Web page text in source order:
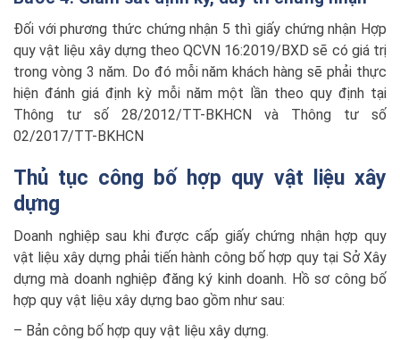
Đối với phương thức chứng nhận 5 thì giấy chứng nhận Hợp
quy vật liệu xây dựng theo QCVN 16:2019/BXD sẽ có giá trị
trong vòng 3 năm. Do đó mỗi năm khách hàng sẽ phải thực
hiện đánh giá định kỳ mỗi năm một lần theo quy định tại
Thông tư số 28/2012/TT-BKHCN và Thông tư số
02/2017/TT-BKHCN
Thủ tục công bố hợp quy vật liệu xây
dựng
Doanh nghiệp sau khi được cấp giấy chứng nhận hợp quy
vật liệu xây dựng phải tiến hành công bố hợp quy tại Sở Xây
dựng mà doanh nghiệp đăng ký kinh doanh. Hồ sơ công bố
hợp quy vật liệu xây dựng bao gồm như sau:
– Bản công bố hợp quy vật liệu xây dựng.